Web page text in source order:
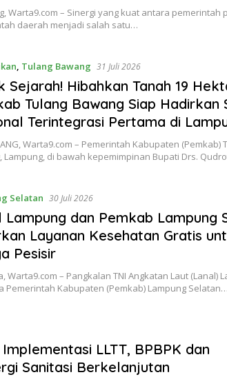
Warta9.com – Sinergi yang kuat antara pemerintah
daerah menjadi salah satu…
, Tulang Bawang 31 Juli 2026
Sejarah! Hibahkan Tanah 19
Tulang Bawang Siap Hadirkan
Terintegrasi Pertama di
Warta9.com – Pemerintah Kabupaten (Pemkab)
Lampung, di bawah kepemimpinan Bupati Drs.
Selatan 30 Juli 2026
Lampung dan Pemkab Lampung
Layanan Kesehatan Gratis
Pesisir
Warta9.com – Pangkalan TNI Angkatan Laut (Lanal)
Pemerintah Kabupaten (Pemkab) Lampung Selatan…
LLTT, BPBPK dan
Sanitasi Berkelanjutan